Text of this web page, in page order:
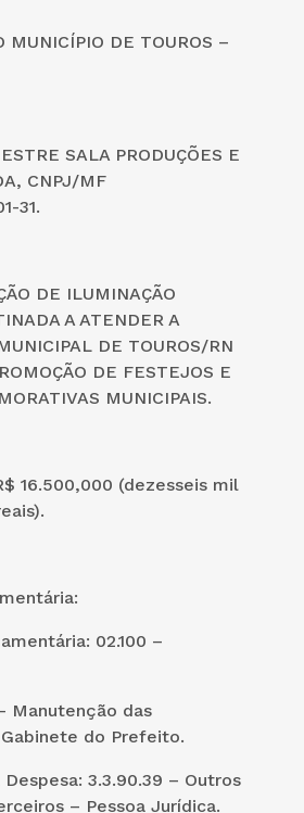
DE TOUROS –
SALA PRODUÇÕES E
CNPJ/MF
31.
DE ILUMINAÇÃO
A ATENDER A
DE TOUROS/RN
DE FESTEJOS E
MUNICIPAIS.
16.500,000 (dezesseis mil
02.100 –
Manutenção das
do Prefeito.
3.3.90.39 – Outros
– Pessoa Jurídica.